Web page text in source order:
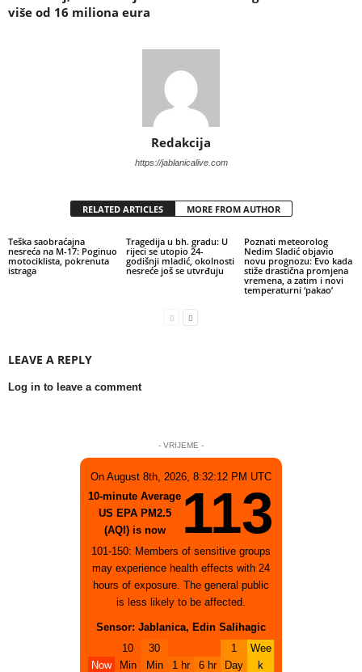
više od 16 miliona eura
Redakcija
https://jablanicalive.com
RELATED ARTICLES MORE FROM AUTHOR
Teška saobraćajna
nesreća na M-17: Poginuo
motociklista, pokrenuta
istraga
Tragedija u bh. gradu: U
rijeci se utopio 24-
godišnji mladić, okolnosti
nesreće još se utvrđuju
Poznati meteorolog
Nedim Sladić objavio
novu prognozu: Evo kada
stiže drastična promjena
vremena, a zatim i novi
temperaturni ‘pakao’
LEAVE A REPLY
Log in to leave a comment
- VRIJEME -
On August 8th, 2026, 8:32:12 PM UTC
10-minute Average
US EPA PM2.5
(AQI) is now
113
101-150: Members of sensitive groups
may experience health effects with 24
hours of exposure. The general public
is less likely to be affected.
Sensor: Jablanica, Edin Salihagic
Now
10
Min
30
Min
1 hr
6 hr
1
Day
Wee
k